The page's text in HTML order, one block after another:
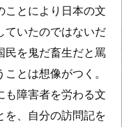
ことにより日本の文
ていたのではないだ
民を鬼だ畜生だと罵
とは想像がつく。
も障害者を労わる文
を、自分の訪問記を